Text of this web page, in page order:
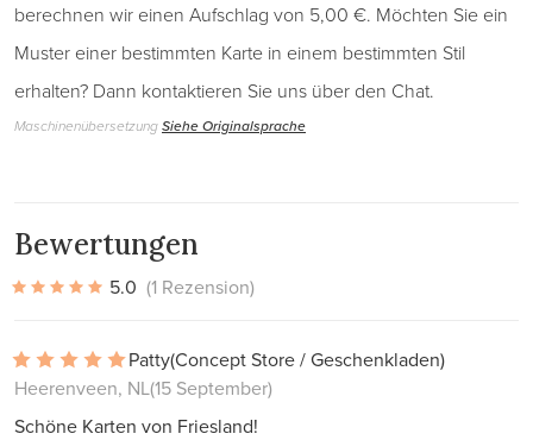
berechnen wir einen Aufschlag von 5,00 €. Möchten Sie ein
Muster einer bestimmten Karte in einem bestimmten Stil
erhalten? Dann kontaktieren Sie uns über den Chat.
MaschinenübersetzungSiehe Originalsprache
Bewertungen
5.0 (1 Rezension)
Patty(Concept Store / Geschenkladen)
Heerenveen, NL(15 September)
Schöne Karten von Friesland!